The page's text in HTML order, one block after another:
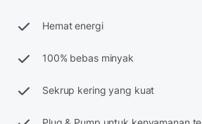
Hemat energi
100% bebas minyak
Sekrup kering yang kuat